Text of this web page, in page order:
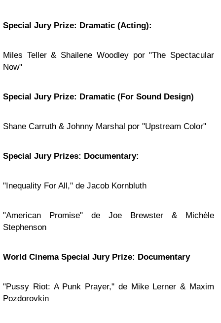
Special Jury Prize: Dramatic (Acting):
Miles Teller & Shailene Woodley por "The Spectacular
Now"
Special Jury Prize: Dramatic (For Sound Design)
Shane Carruth & Johnny Marshal por "Upstream Color"
Special Jury Prizes: Documentary:
"Inequality For All," de Jacob Kornbluth
"American Promise" de Joe Brewster & Michèle
Stephenson
World Cinema Special Jury Prize: Documentary
"Pussy Riot: A Punk Prayer," de Mike Lerner & Maxim
Pozdorovkin